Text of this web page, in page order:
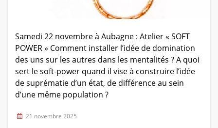
Samedi 22 novembre à Aubagne : Atelier « SOFT
POWER » Comment installer l’idée de domination
des uns sur les autres dans les mentalités ? A quoi
sert le soft-power quand il vise à construire l’idée
de suprématie d’un état, de différence au sein
d’une même population ?
21 novembre 2025